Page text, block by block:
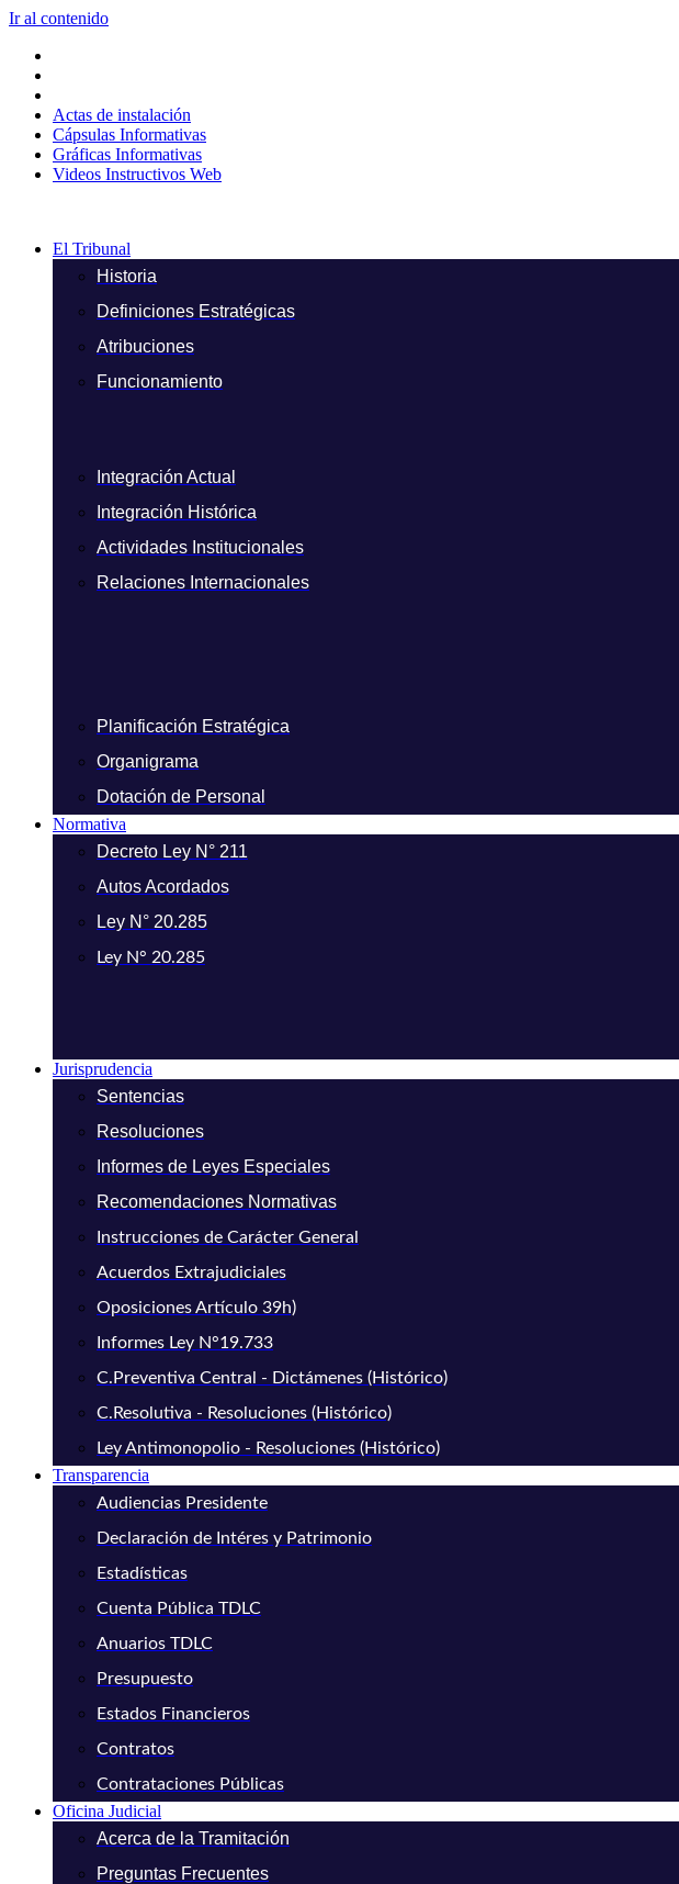
Ir al contenido
Actas de instalación
Cápsulas Informativas
Gráficas Informativas
Videos Instructivos Web
El Tribunal
Historia
Definiciones Estratégicas
Atribuciones
Funcionamiento
Integración Actual
Integración Histórica
Actividades Institucionales
Relaciones Internacionales
Planificación Estratégica
Organigrama
Dotación de Personal
Normativa
Decreto Ley N° 211
Autos Acordados
Ley N° 20.285
Ley N° 20.285
Jurisprudencia
Sentencias
Resoluciones
Informes de Leyes Especiales
Recomendaciones Normativas
Instrucciones de Carácter General
Acuerdos Extrajudiciales
Oposiciones Artículo 39h)
Informes Ley N°19.733
C.Preventiva Central - Dictámenes (Histórico)
C.Resolutiva - Resoluciones (Histórico)
Ley Antimonopolio - Resoluciones (Histórico)
Transparencia
Audiencias Presidente
Declaración de Intéres y Patrimonio
Estadísticas
Cuenta Pública TDLC
Anuarios TDLC
Presupuesto
Estados Financieros
Contratos
Contrataciones Públicas
Oficina Judicial
Acerca de la Tramitación
Preguntas Frecuentes